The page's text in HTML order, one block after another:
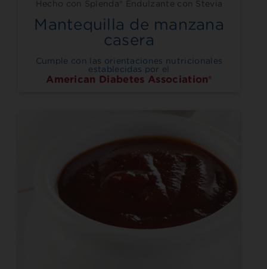
Hecho con Splenda® Endulzante con Stevia
Mantequilla de manzana
casera
Cumple con las orientaciones nutricionales
establecidas por el
American Diabetes Association®